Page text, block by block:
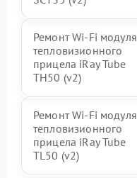
Ремонт Wi-Fi модуля
тепловизионного
прицела iRay Tube
TH50 (v2)
Ремонт Wi-Fi модуля
тепловизионного
прицела iRay Tube
TL50 (v2)